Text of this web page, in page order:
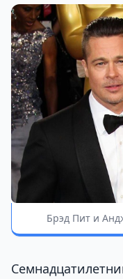
Брэд Пит и